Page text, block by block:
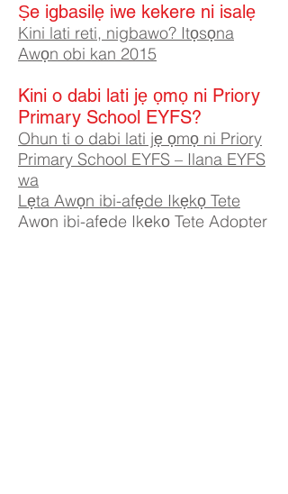
Ṣe igbasilẹ iwe kekere ni isalẹ
Kini lati reti, nigbawo? Itọsọna
Awọn obi kan 2015
Kini o dabi lati jẹ ọmọ ni Priory
Primary School EYFS?
Ohun ti o dabi lati jẹ ọmọ ni Priory
Primary School EYFS – Ilana EYFS
wa
Lẹta Awọn ibi-afẹde Ikẹkọ Tete
Awọn ibi-afẹde Ikẹkọ Tete Adopter